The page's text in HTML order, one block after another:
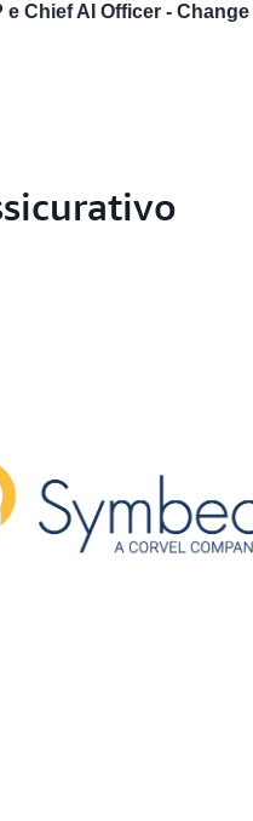
e Chief AI Officer -